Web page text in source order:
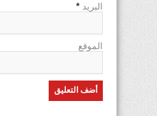
البريد *
الموقع